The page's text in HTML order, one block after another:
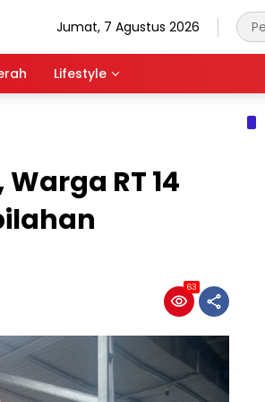
Jumat, 7 Agustus 2026
Lifestyle
RT 14
63